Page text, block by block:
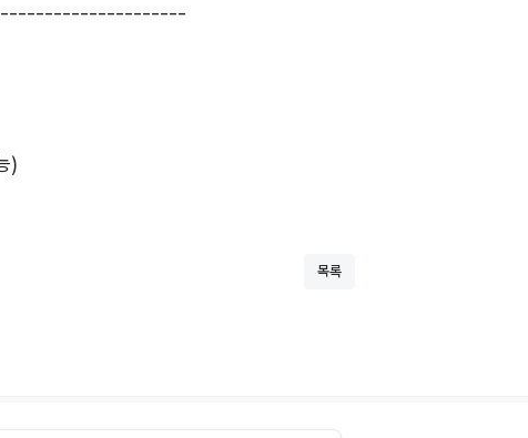
)
목록